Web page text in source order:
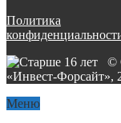
Политика
©
«Инвест-Форсайт»,
Меню